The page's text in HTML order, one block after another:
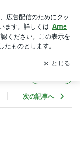
を受け取りまし
開く
次の記事へ